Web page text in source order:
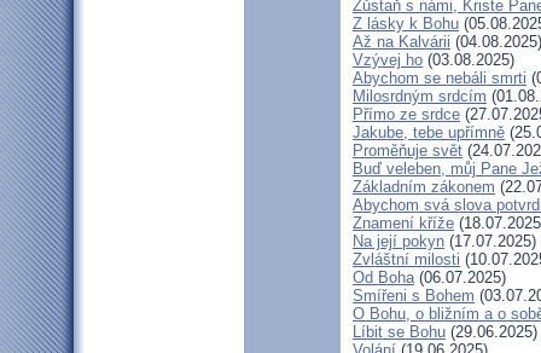
Zůstaň s námi, Kriste
Z lásky k Bohu
Až na Kalvárii (04.08.2025)
Vzývej ho (03.08.2025)
Abychom se nebáli smrti
Milosrdným srdcím
Přímo ze srdce
Jakube, tebe upřímně
Proměňuje svět
Buď veleben, můj Pane
Základním zákonem
Abychom svá slova
Znamení kříže
Na její pokyn (17.07.2025)
Zvláštní milosti
Od Boha(06.07.2025)
Smířeni s Bohem
O Bohu, o bližním a o
Líbit se Bohu (29.06.2025)